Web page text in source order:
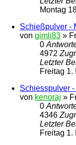
Montag
Schießpulver -
von gimli83 »
0
4972
Letzter
Freitag 1.
Schiesspulver
von kenoraj »
0
4346
Letzter
Freitag 1.